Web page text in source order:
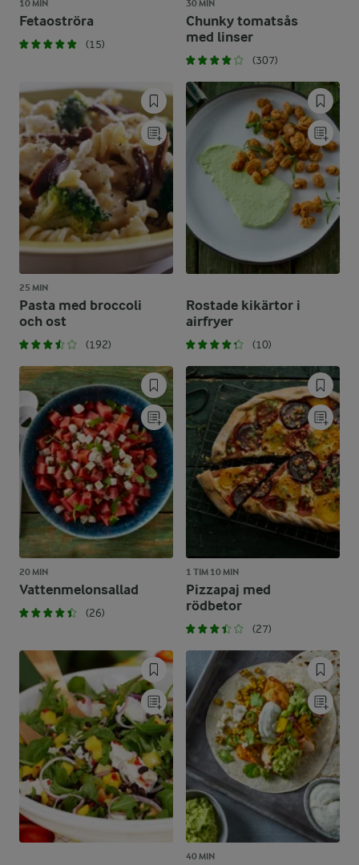
10 MIN
Fetaoströra
(15)
30 MIN
Chunky tomatsås
med linser
(307)
25 MIN
Pasta med broccoli
och ost
(192)
Rostade kikärtor i
airfryer
(10)
20 MIN
Vattenmelonsallad
(26)
1 TIM 10 MIN
Pizzapaj med
rödbetor
(27)
40 MIN